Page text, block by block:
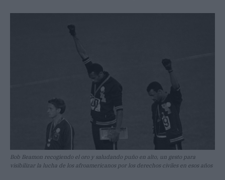
Bob Beamon recogiendo el oro y saludando puño en alto, un gesto para
visibilizar la lucha de los afroamericanos por los derechos civiles en esos años